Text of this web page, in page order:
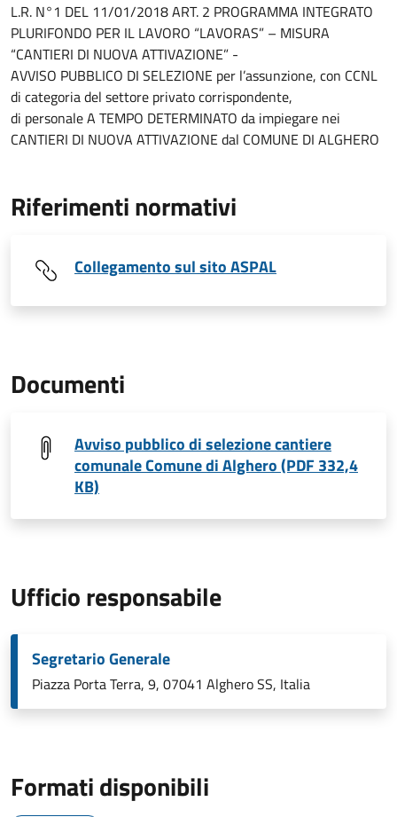
L.R. N°1 DEL 11/01/2018 ART. 2 PROGRAMMA INTEGRATO
PLURIFONDO PER IL LAVORO “LAVORAS” – MISURA
“CANTIERI DI NUOVA ATTIVAZIONE” -
AVVISO PUBBLICO DI SELEZIONE per l’assunzione, con CCNL
di categoria del settore privato corrispondente,
di personale A TEMPO DETERMINATO da impiegare nei
CANTIERI DI NUOVA ATTIVAZIONE dal COMUNE DI ALGHERO
Riferimenti normativi
Collegamento sul sito ASPAL
Documenti
Avviso pubblico di selezione cantiere
comunale Comune di Alghero (PDF 332,4
KB)
Ufficio responsabile
Segretario Generale
Piazza Porta Terra, 9, 07041 Alghero SS, Italia
Formati disponibili